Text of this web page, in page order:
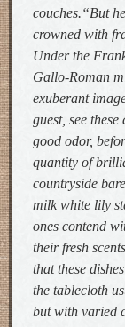
couches.“But
crowned with
Under the
Gallo-Roman
exuberant
guest, see
good odor,
quantity of
countryside
milk white lily
ones contend
their fresh
that these
the tablecloth
but with varied